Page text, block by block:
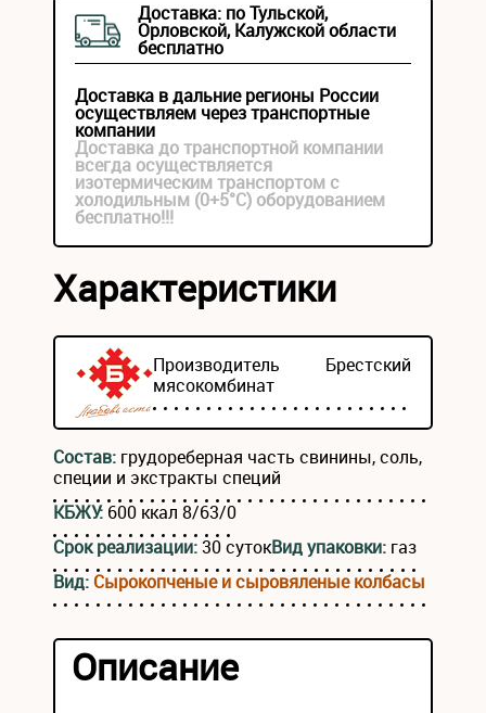
Доставка: по Тульской,
Орловской, Калужской области
бесплатно
Доставка в дальние регионы России
осуществляем через транспортные
компании
Доставка до транспортной компании
всегда осуществляется
изотермическим транспортом с
холодильным (0+5°С) оборудованием
бесплатно!!!
Характеристики
Производитель Брестский
мясокомбинат
Состав: грудореберная часть свинины, соль,
специи и экстракты специй
КБЖУ: 600 ккал 8/63/0
Срок реализации:30 сутокВид упаковки: газ
Вид: Сырокопченые и сыровяленые колбасы
Описание